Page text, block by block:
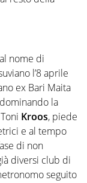
nome di
l’8 aprile
ex Bari Maita
la
Kroos, piede
e al tempo
di non
diversi club di
seguito